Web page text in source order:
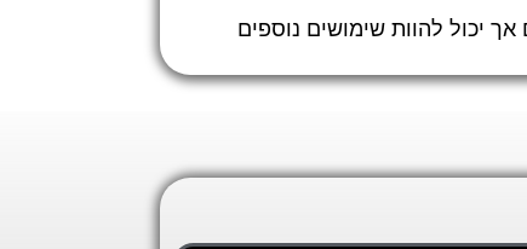
יכול להוות שימושים נוספים